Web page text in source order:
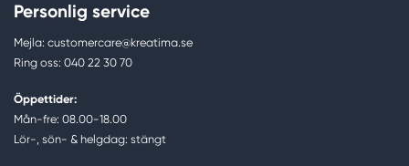
Personlig service
Mejla: customercare@kreatima.se
Ring oss: 040 22 30 70
Öppettider:
Mån-fre: 08.00-18.00
Lör-, sön- & helgdag: stängt